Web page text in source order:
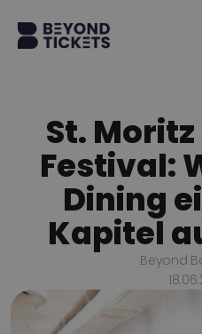
St.
Festival:
Dining
Kapitel
Beyond